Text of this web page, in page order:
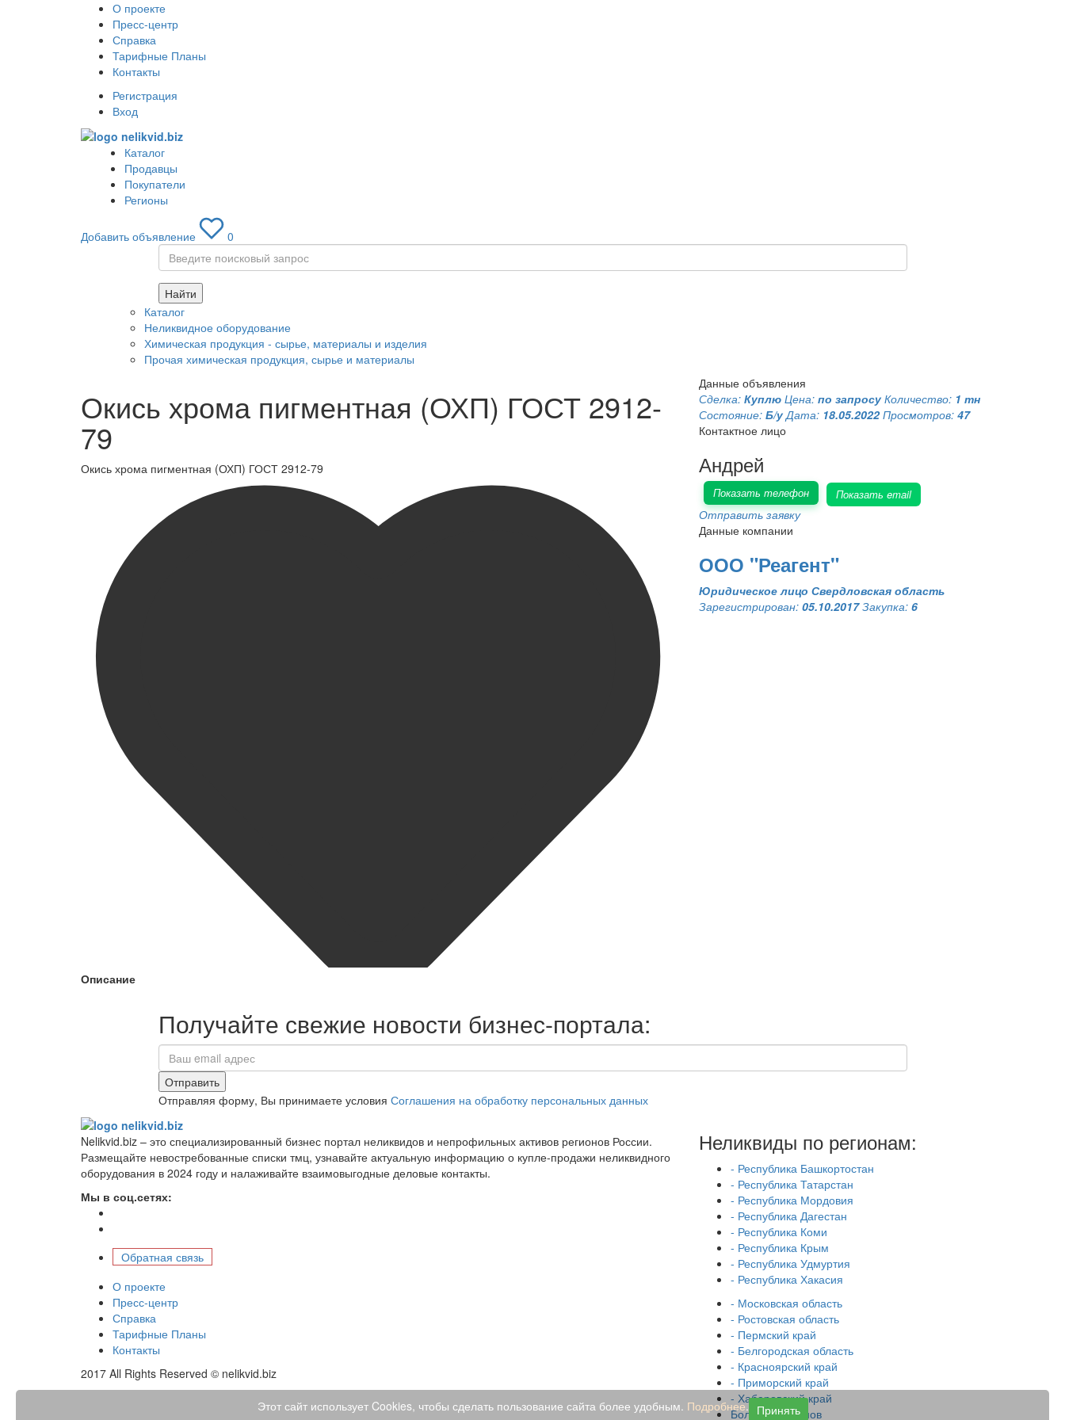
О проекте
Пресс-центр
Справка
Тарифные Планы
Контакты
Регистрация
Вход
Каталог
Продавцы
Покупатели
Регионы
Добавить объявление 0
Найти
Каталог
Неликвидное оборудование
Химическая продукция - сырье, материалы и изделия
Прочая химическая продукция, сырье и материалы
Окись хрома пигментная (ОХП) ГОСТ 2912-
79
Окись хрома пигментная (ОХП) ГОСТ 2912-79
Описание
Данные объявления
Сделка: Куплю Цена: по запросу Количество: 1 тн
Состояние: Б/у Дата: 18.05.2022 Просмотров: 47
Контактное лицо
Андрей
Показать телефон Показать email
Отправить заявку
Данные компании
ООО "Реагент"
Юридическое лицо Свердловская область
Зарегистрирован: 05.10.2017 Закупка: 6
Получайте свежие новости бизнес-портала:
Отправить
Отправляя форму, Вы принимаете условия Соглашения на обработку персональных данных
Неликвиды по регионам:
- Республика Башкортостан
- Республика Татарстан
- Республика Мордовия
- Республика Дагестан
- Республика Коми
- Республика Крым
- Республика Удмуртия
- Республика Хакасия
- Московская область
- Ростовская область
- Пермский край
- Белгородская область
- Красноярский край
- Приморский край
- Хабаровский край
Больше регионов
Nelikvid.biz – это специализированный бизнес портал неликвидов и непрофильных активов регионов России.
Размещайте невостребованные списки тмц, узнавайте актуальную информацию о купле-продажи неликвидного
оборудования в 2024 году и налаживайте взаимовыгодные деловые контакты.
Мы в соц.сетях:
Обратная связь
О проекте
Пресс-центр
Справка
Тарифные Планы
Контакты
2017 All Rights Reserved © nelikvid.biz
Этот сайт использует Cookies, чтобы сделать пользование сайта более удобным. Подробнее. Принять